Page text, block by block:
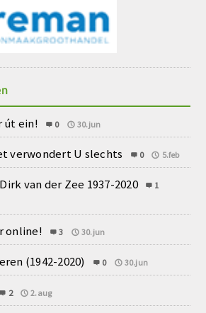
út ein! 0 30.jun
verwondert U slechts 0 5.feb
van der Zee 1937-2020
1
online! 3 30.jun
(1942-2020) 0 30.jun
2 2.aug